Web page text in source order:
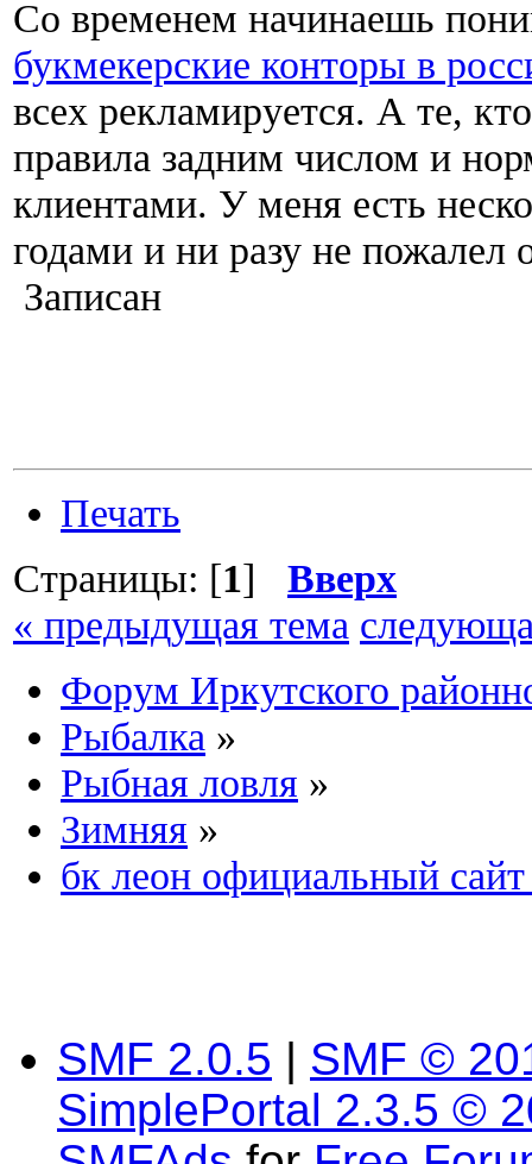
Со временем начинаешь
букмекерские конторы в
всех рекламируется. А те,
правила задним числом и
клиентами. У меня есть
годами и ни разу не пожалел
Записан
Печать
Страницы: [1] Вверх
« предыдущая тема
Форум Иркутского
Рыбалка »
Рыбная ловля »
Зимняя »
бк леон официальный
SMF 2.0.5 | SMF ©
SimplePortal 2.3.5 ©